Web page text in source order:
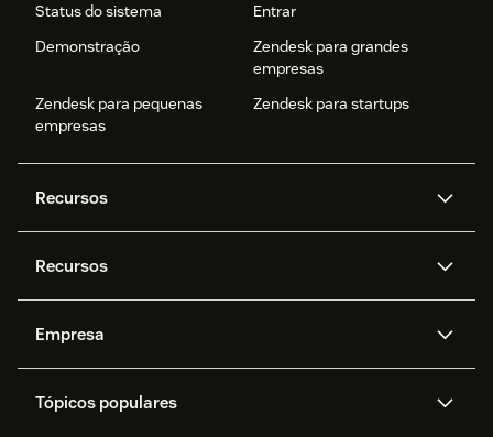
Status do sistema
Entrar
Demonstração
Zendesk para grandes
empresas
Zendesk para pequenas
empresas
Zendesk para startups
Recursos
Zendesk AI
Mensagens e chat em tempo
real
Privacidade e proteção de
Trabalho com tickets
Recursos
API e desenvolvedores
Histórias de clientes
Empresa
Carreiras
Tópicos populares